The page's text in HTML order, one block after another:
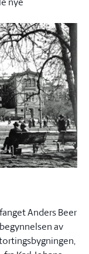
Anders Beer
av